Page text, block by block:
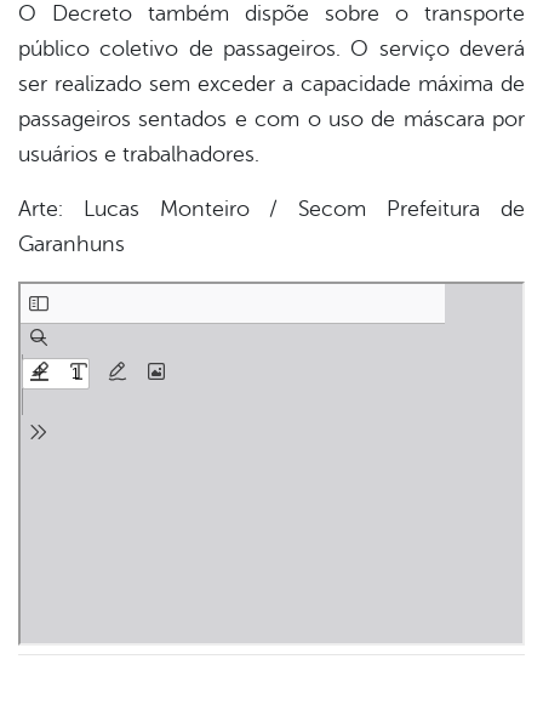
O Decreto também dispõe sobre o transporte
público coletivo de passageiros. O serviço deverá
ser realizado sem exceder a capacidade máxima de
passageiros sentados e com o uso de máscara por
usuários e trabalhadores.
Arte: Lucas Monteiro / Secom Prefeitura de
Garanhuns